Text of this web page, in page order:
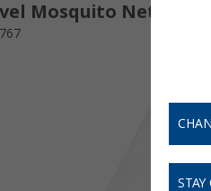
Mosquito Net para